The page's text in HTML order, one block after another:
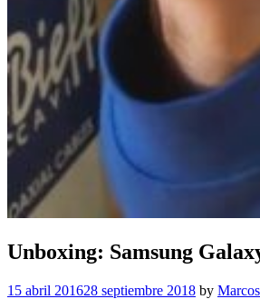
Unboxing: Samsung
15 abril 201628 septiembre 2018 by